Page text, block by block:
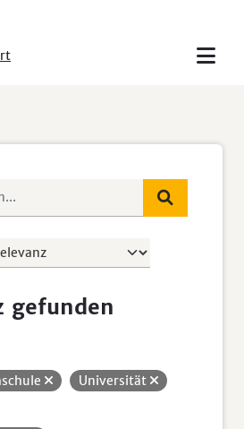
gefunden
Universität